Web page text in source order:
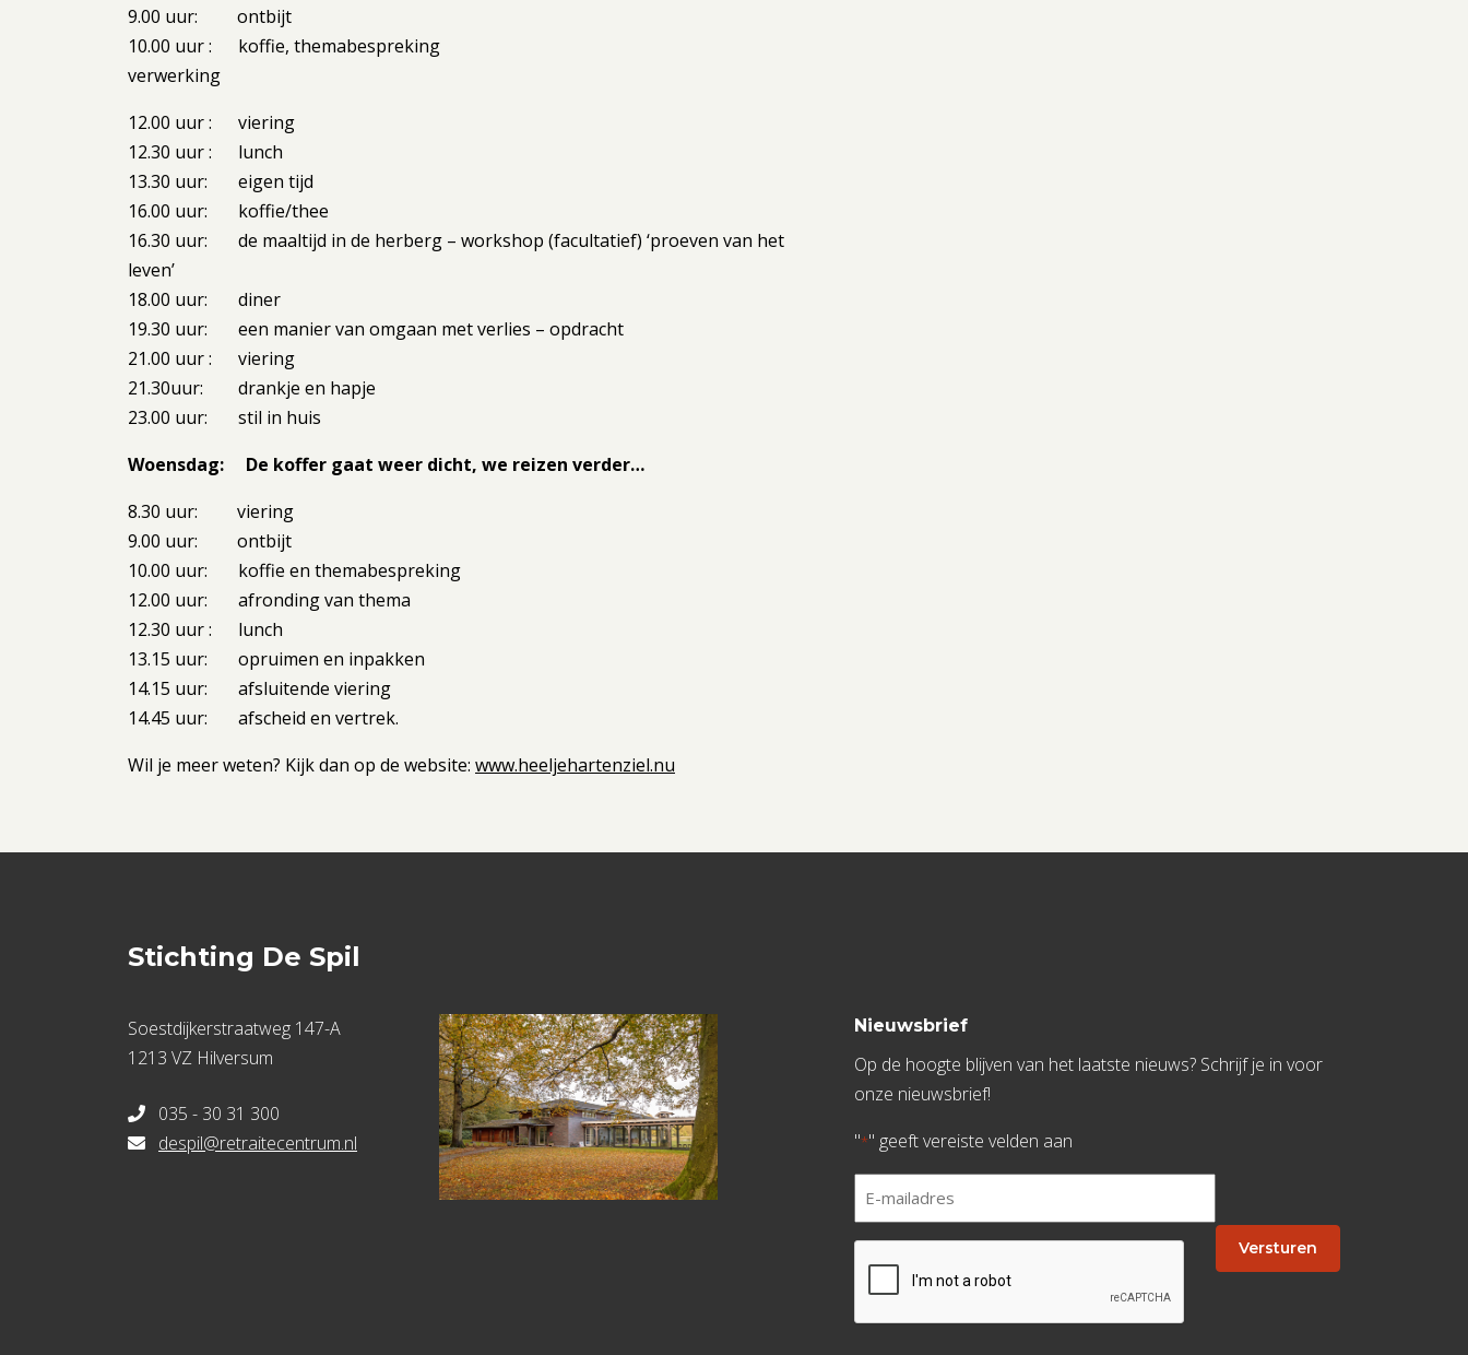
9.00 uur: ontbijt
10.00 uur : koffie, themabespreking
verwerking
12.00 uur : viering
12.30 uur : lunch
13.30 uur: eigen tijd
16.00 uur: koffie/thee
16.30 uur: de maaltijd in de herberg – workshop (facultatief) ‘proeven van het
leven’
18.00 uur: diner
19.30 uur: een manier van omgaan met verlies – opdracht
21.00 uur : viering
21.30uur: drankje en hapje
23.00 uur: stil in huis
Woensdag: De koffer gaat weer dicht, we reizen verder…
8.30 uur: viering
9.00 uur: ontbijt
10.00 uur: koffie en themabespreking
12.00 uur: afronding van thema
12.30 uur : lunch
13.15 uur: opruimen en inpakken
14.15 uur: afsluitende viering
14.45 uur: afscheid en vertrek.
Wil je meer weten? Kijk dan op de website: www.heeljehartenziel.nu
Stichting De Spil
Soestdijkerstraatweg 147-A
1213 VZ Hilversum
035 - 30 31 300
despil@retraitecentrum.nl
Nieuwsbrief
Op de hoogte blijven van het laatste nieuws? Schrijf je in voor
onze nieuwsbrief!
"*" geeft vereiste velden aan
mailadres
* Versturen